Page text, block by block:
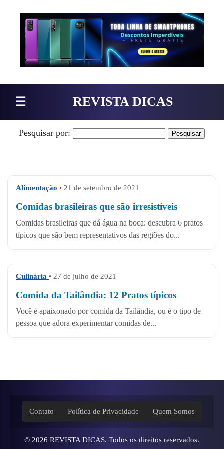
Pular para o conteúdo
☰ REVISTA DICAS
Pesquisar por:
Alimentação • 21 de setembro de 2021
Comidas brasileiras que são irresistíveis
Comidas brasileiras que dá água na boca: descubra 6 pratos
típicos que são bem representativos das regiões do...
Culinária • 27 de julho de 2021
Comida da Tailândia: 12 Pratos típicos
Você é apaixonado por comida da Tailândia, ou é o tipo de
pessoa que adora experimentar comidas de...
Contato Política de Privacidade Quem Somos
© 2026 REVISTA DICAS. Todos os direitos reservados.